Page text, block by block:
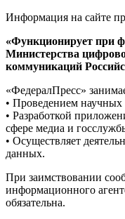
Информация на сайте
«Функционирует при
Министерства
коммуникаций
«ФедералПресс»
• Проведением научных
• Разработкой
сфере медиа и
• Осуществляет
данных.
При заимствовании
информационного
обязательна.